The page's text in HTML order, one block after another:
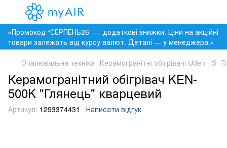
«Промокод “СЕРПЕНЬ26” — додаткові знижки. Ціни на акційні
товари залежать від курсу валют. Деталі — у менеджера.»
Опалювальна техніка Керамогранітні обігрівачі Uden - S
Керамогранітний обігрівач KEN-
500K "Глянець" кварцевий
Артикул: 1293374431 Написати відгук